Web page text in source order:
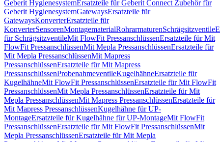
Geberit HygienesystemErsatzteile für Geberit Connect Zubehör für
Geberit HygienesystemGatewaysErsatzteile für
GatewaysKonverterErsatzteile für
KonverterSensorenMontagematerialRohrarmaturenSchrägsitzventile
für SchrägsitzventileMit FlowFit PressanschlüssenErsatzteile für Mit
FlowFit PressanschlüssenMit Mepla PressanschlüssenErsatzteile für
Mit Mepla PressanschlüssenMit Mapress
PressanschlüssenErsatzteile für Mit Mapress
PressanschlüssenProbenahmeventileKugelhähneErsatzteile für
KugelhähneMit FlowFit PressanschlüssenErsatzteile für Mit FlowFit
PressanschlüssenMit Mepla PressanschlüssenErsatzteile für Mit
Mepla PressanschlüssenMit Mapress PressanschlüssenErsatzteile für
Mit Mapress PressanschlüssenKugelhähne für UP-
MontageErsatzteile für Kugelhähne für UP-MontageMit FlowFit
PressanschlüssenErsatzteile für Mit FlowFit PressanschlüssenMit
Mepla PressanschlüssenErsatzteile für Mit Mepla